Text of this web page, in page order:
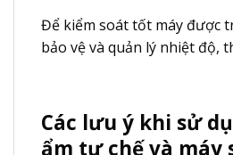
Để kiểm soát tốt máy được
bảo vệ và quản lý nhiệt độ,
Các lưu ý khi sử
ẩm tự chế và máy